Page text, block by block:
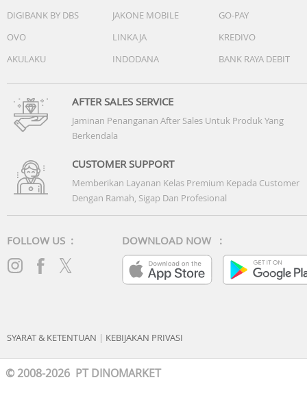
DIGIBANK BY DBS
JAKONE MOBILE
GO-PAY
OVO
LINKAJA
KREDIVO
AKULAKU
INDODANA BANK RAYA DEBIT
AFTER SALES SERVICE
Jaminan Penanganan After Sales Untuk Produk Yang
Berkendala
CUSTOMER SUPPORT
Memberikan Layanan Kelas Premium Kepada Customer
Dengan Ramah, Sigap Dan Profesional
FOLLOW US : DOWNLOAD NOW :
SYARAT & KETENTUAN | KEBIJAKAN PRIVASI
© 2008-2026 PT DINOMARKET